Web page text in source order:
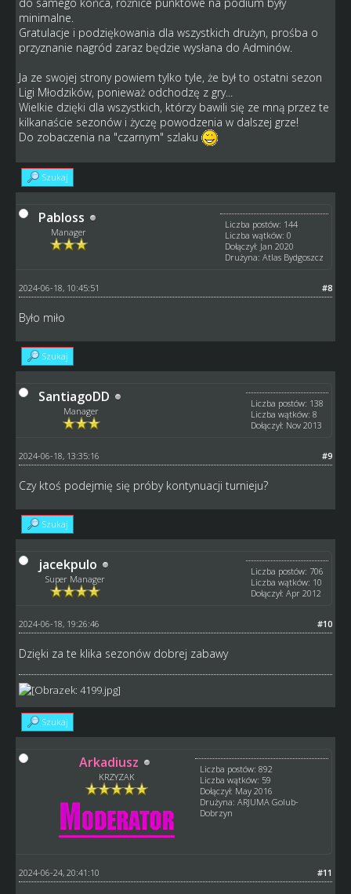
minimalne.
Gratulacje i podziękowania dla wszystkich drużyn, prośba o
przyznanie nagród zaraz będzie wysłana do Adminów.
Ja ze swojej strony powiem tylko tyle, że był to ostatni sezon
Ligi Młodzików, ponieważ odchodzę z gry...
Wielkie dzięki dla wszystkich, którzy bawili się ze mną przez te
kilkanaście sezonów i życzę powodzenia w dalszej grze!
Do zobaczenia na "czarnym" szlaku
Szukaj
Pabloss
Manager
Liczba postów: 144
Liczba wątków: 0
Dołączył: Jan 2020
Drużyna: Atlas Bydgoszcz
#8
2024-06-18, 10:45:51
Było miło
Szukaj
SantiagoDD
Manager
Liczba postów: 138
Liczba wątków: 8
Dołączył: Nov 2013
#9
2024-06-18, 13:35:16
Czy ktoś podejmię się próby kontynuacji turnieju?
Szukaj
jacekpulo
Super Manager
Liczba postów: 706
Liczba wątków: 10
Dołączył: Apr 2012
#10
2024-06-18, 19:26:46
Dzięki za te klika sezonów dobrej zabawy
Szukaj
Arkadiusz
KRZYZAK
Liczba postów: 892
Liczba wątków: 59
Dołączył: May 2016
Drużyna: ARJUMA Golub-
Dobrzyn
#11
2024-06-24, 20:41:10